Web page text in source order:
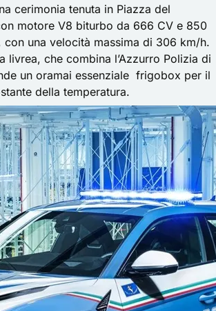
cerimonia tenuta in Piazza del
motore V8 biturbo da 666 CV e 850
una velocità massima di 306 km/h.
livrea, che combina l’Azzurro Polizia di
un oramai essenziale frigobox per il
della temperatura.